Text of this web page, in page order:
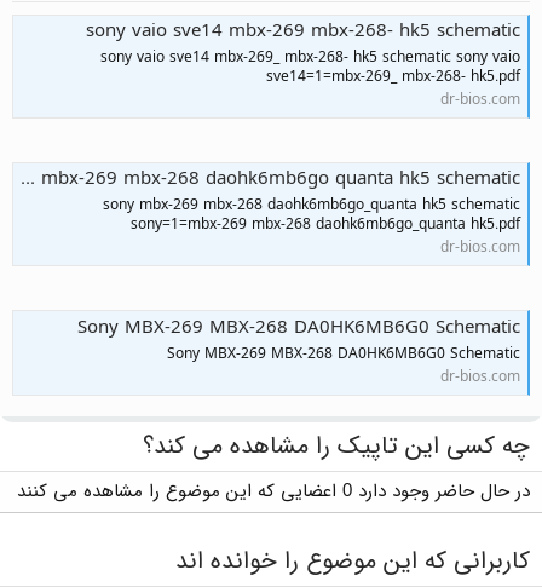
sony vaio sve14 mbx-269 mbx-268- hk5 schematic
sony vaio sve14 mbx-269_ mbx-268- hk5 schematic sony vaio
sve14=1=mbx-269_ mbx-268- hk5.pdf
dr-bios.com
sony mbx-269 mbx-268 daohk6mb6go quanta hk5 schematic
sony mbx-269 mbx-268 daohk6mb6go_quanta hk5 schematic
sony=1=mbx-269 mbx-268 daohk6mb6go_quanta hk5.pdf
dr-bios.com
Sony MBX-269 MBX-268 DA0HK6MB6G0 Schematic
Sony MBX-269 MBX-268 DA0HK6MB6G0 Schematic
dr-bios.com
چه کسی این تاپیک را مشاهده می کند؟
در حال حاضر وجود دارد 0 اعضایی که این موضوع را مشاهده می کنند
کاربرانی که این موضوع را خوانده اند